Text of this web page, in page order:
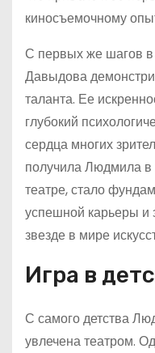
киносъемочному
С первых же шагов
Давыдова
таланта. Ее
глубокий
сердца многих
получила Людмила в
театре, стало
успешной карьеры и
звезде в мире
Игра в
С самого детства
увлечена театром.